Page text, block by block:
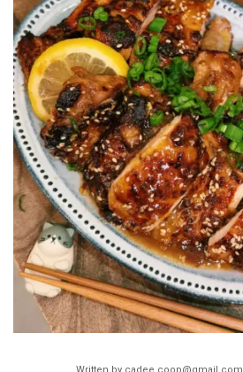
Written by cadee.coop@gmail.com